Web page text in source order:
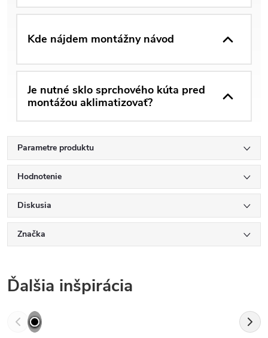
Kde nájdem montážny návod
Je nutné sklo sprchového kúta pred
montážou aklimatizovať?
Parametre produktu
Hodnotenie
Diskusia
Značka
Ďalšia inšpirácia